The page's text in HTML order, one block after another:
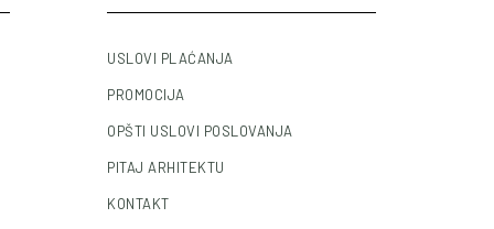
USLOVI PLAĆANJA
PROMOCIJA
OPŠTI USLOVI POSLOVANJA
PITAJ ARHITEKTU
KONTAKT